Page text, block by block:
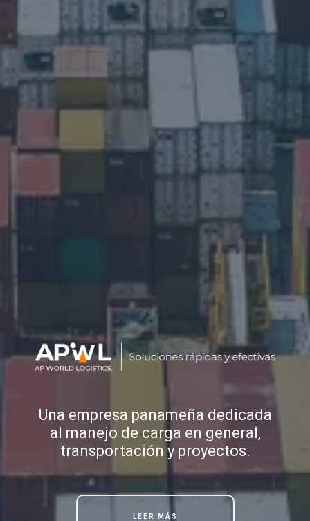
Una empresa panameña dedicada
al manejo de carga en general,
transportación y proyectos.
LEER MÁS